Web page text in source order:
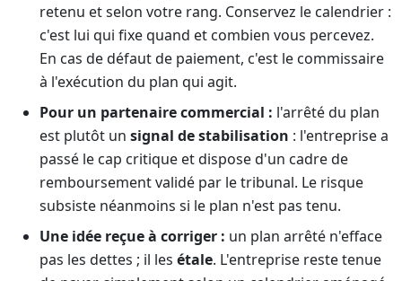
retenu et selon votre rang. Conservez le calendrier :
c'est lui qui fixe quand et combien vous percevez.
En cas de défaut de paiement, c'est le commissaire
à l'exécution du plan qui agit.
Pour un partenaire commercial : l'arrêté du plan
est plutôt un signal de stabilisation : l'entreprise a
passé le cap critique et dispose d'un cadre de
remboursement validé par le tribunal. Le risque
subsiste néanmoins si le plan n'est pas tenu.
Une idée reçue à corriger : un plan arrêté n'efface
pas les dettes ; il les étale. L'entreprise reste tenue